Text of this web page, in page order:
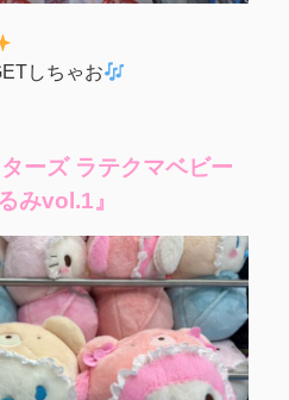
しちゃお
ーズ ラテクマベビー
みvol.1』